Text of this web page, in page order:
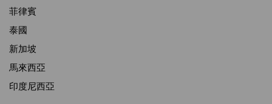
菲律賓
泰國
新加坡
馬來西亞
印度尼西亞